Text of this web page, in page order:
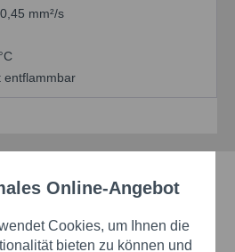
0,45 mm²/s
entflammbar
Lieferzeiten
Markenqualität
Aktiv
Aktiv
Online-Angebot
Cookies, um Ihnen die
bieten zu können und